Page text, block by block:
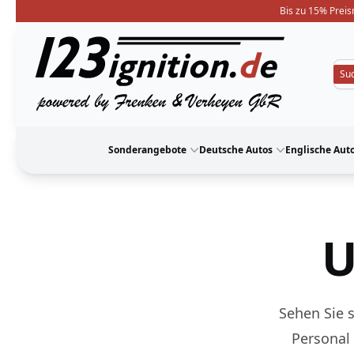
Bis zu 15%
123ignition
Sonderangebote Deutsche Autos Englische
Sehen Sie